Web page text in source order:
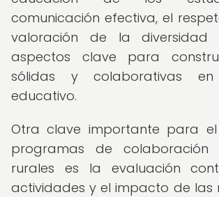
comunicación efectiva, el
valoración de la diversidad
aspectos clave para
sólidas y colaborativas
educativo.
Otra clave importante para
programas de colaboración
rurales es la evaluación
actividades y el impacto de las